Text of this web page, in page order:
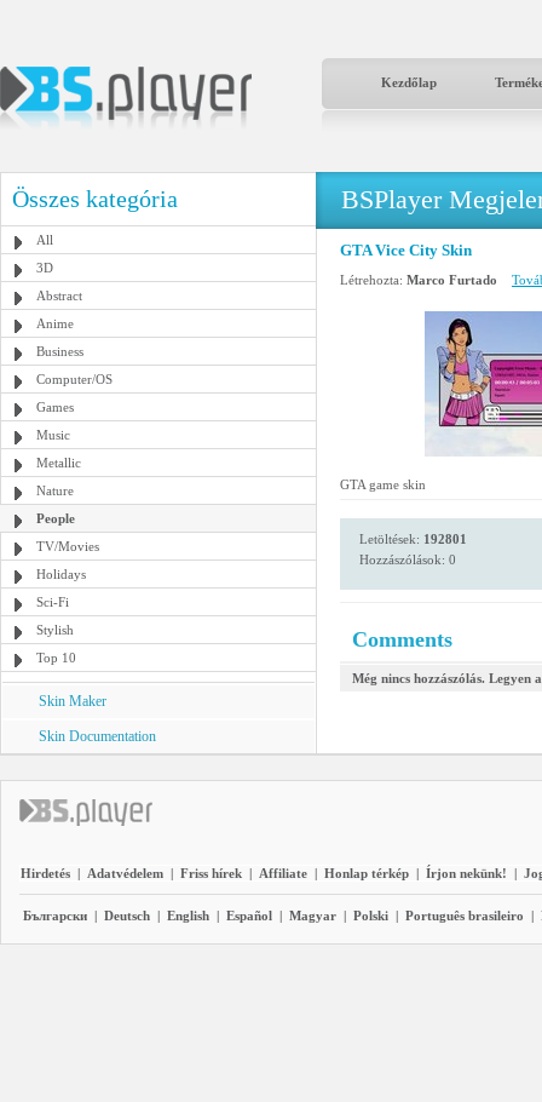
Kezdőlap
Összes kategória
All
3D
Abstract
Anime
Business
Computer/OS
Games
Music
Metallic
Nature
People
TV/Movies
Holidays
Sci-Fi
Stylish
Top 10
Skin Maker
Skin Documentation
BSPlayer
GTA Vice City Skin
Létrehozta: Marco Furtado
GTA game skin
Letöltések: 192801
Hozzászólások: 0
Comments
Még nincs hozzászólás. Legyen
Hirdetés | Adatvédelem | Friss hírek | Affiliate | Honlap térkép | Írjon nekünk! |
Български | Deutsch | English | Español | Magyar | Polski | Português brasileiro |